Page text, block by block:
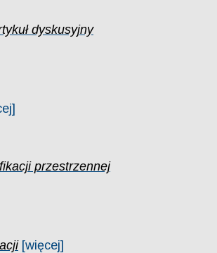
dyskusyjny
przestrzennej
[więcej]